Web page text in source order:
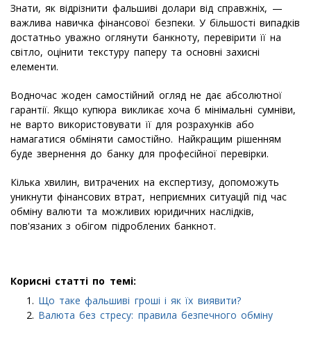
Знати, як відрізнити фальшиві долари від справжніх, —
важлива навичка фінансової безпеки. У більшості випадків
достатньо уважно оглянути банкноту, перевірити її на
світло, оцінити текстуру паперу та основні захисні
елементи.
Водночас жоден самостійний огляд не дає абсолютної
гарантії. Якщо купюра викликає хоча б мінімальні сумніви,
не варто використовувати її для розрахунків або
намагатися обміняти самостійно. Найкращим рішенням
буде звернення до банку для професійної перевірки.
Кілька хвилин, витрачених на експертизу, допоможуть
уникнути фінансових втрат, неприємних ситуацій під час
обміну валюти та можливих юридичних наслідків,
пов'язаних з обігом підроблених банкнот.
Корисні статті по темі:
Що таке фальшиві гроші і як їх виявити?
Валюта без стресу: правила безпечного обміну